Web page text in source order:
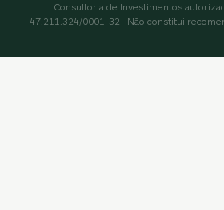
Consultoria de Investimentos
47.211.324/0001-32 · Não constitui